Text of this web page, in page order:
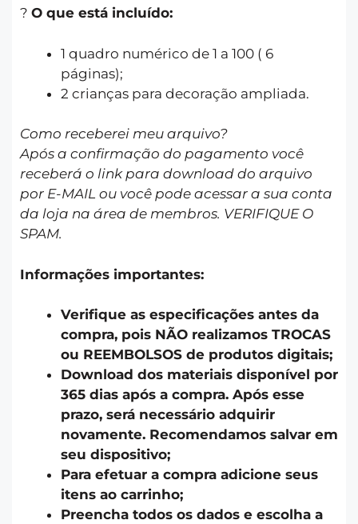
? O que está incluído:
1 quadro numérico de 1 a 100 ( 6
páginas);
2 crianças para decoração ampliada.
Como receberei meu arquivo?
Após a confirmação do pagamento você
receberá o link para download do arquivo
por E-MAIL ou você pode acessar a sua conta
da loja na área de membros. VERIFIQUE O
SPAM.
Informações importantes:
Verifique as especificações antes da
compra, pois NÃO realizamos TROCAS
ou REEMBOLSOS de produtos digitais;
Download dos materiais disponível por
365 dias após a compra. Após esse
prazo, será necessário adquirir
novamente. Recomendamos salvar em
seu dispositivo;
Para efetuar a compra adicione seus
itens ao carrinho;
Preencha todos os dados e escolha a